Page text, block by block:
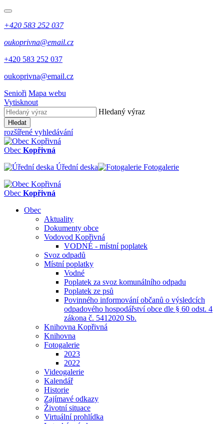
+420 583 252 037
oukoprivna@email.cz
+420 583 252 037
oukoprivna@email.cz
Senioři Mapa webu
Vytisknout
Hledaný výraz
Hledat
rozšířené vyhledávání
Obec Kopřivná
Úřední deska
Fotogalerie
Obec Kopřivná
Obec
Aktuality
Dokumenty obce
Vodovod Kopřivná
VODNÉ - místní poplatek
Svoz odpadů
Místní poplatky
Vodné
Poplatek za svoz komunálního odpadu
Poplatek ze psů
Povinného informování občanů o výsledcích
odpadového hospodářství obce dle § 60 odst. 4
zákona č. 5412020 Sb.
Knihovna Kopřivná
Knihovna
Fotogalerie
2023
2022
Videogalerie
Kalendář
Historie
Zajímavé odkazy
Životní situace
Virtuální prohlídka